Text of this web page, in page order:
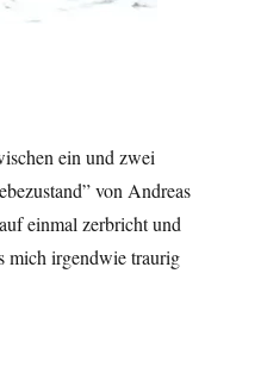
ein und zwei
von Andreas
einmal zerbricht und
mich irgendwie traurig